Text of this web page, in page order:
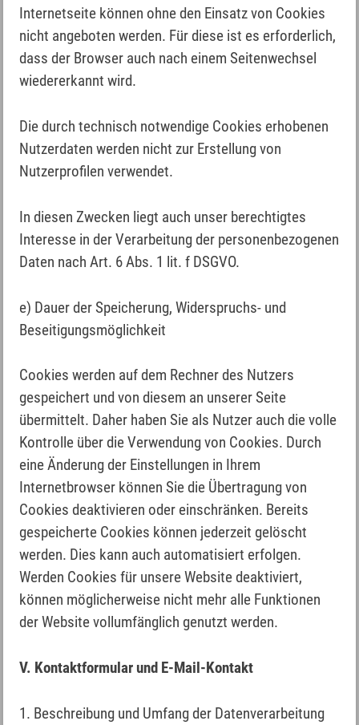
Internetseite können ohne den Einsatz von Cookies
nicht angeboten werden. Für diese ist es erforderlich,
dass der Browser auch nach einem Seitenwechsel
wiedererkannt wird.
Die durch technisch notwendige Cookies erhobenen
Nutzerdaten werden nicht zur Erstellung von
Nutzerprofilen verwendet.
In diesen Zwecken liegt auch unser berechtigtes
Interesse in der Verarbeitung der personenbezogenen
Daten nach Art. 6 Abs. 1 lit. f DSGVO.
e) Dauer der Speicherung, Widerspruchs- und
Beseitigungsmöglichkeit
Cookies werden auf dem Rechner des Nutzers
gespeichert und von diesem an unserer Seite
übermittelt. Daher haben Sie als Nutzer auch die volle
Kontrolle über die Verwendung von Cookies. Durch
eine Änderung der Einstellungen in Ihrem
Internetbrowser können Sie die Übertragung von
Cookies deaktivieren oder einschränken. Bereits
gespeicherte Cookies können jederzeit gelöscht
werden. Dies kann auch automatisiert erfolgen.
Werden Cookies für unsere Website deaktiviert,
können möglicherweise nicht mehr alle Funktionen
der Website vollumfänglich genutzt werden.
V. Kontaktformular und E-Mail-Kontakt
1. Beschreibung und Umfang der Datenverarbeitung